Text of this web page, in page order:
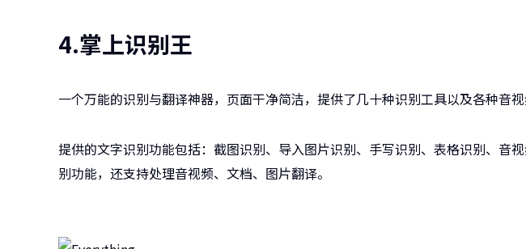
4.掌上识别王
一个万能的识别与翻译神器，页面干净简洁，提供了几十种识别工具以及各种音视
提供的文字识别功能包括：截图识别、导入图片识别、手写识别、表格识别、音
别功能，还支持处理音视频、文档、图片翻译。